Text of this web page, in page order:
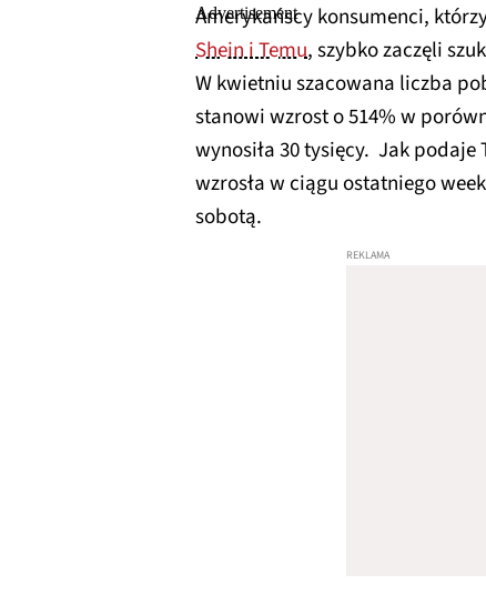
Amerykańscy konsumenci,
Shein i Temu, szybko zaczęli
W kwietniu szacowana liczba
stanowi wzrost o 514% w
wynosiła 30 tysięcy. Jak
wzrosła w ciągu ostatniego
sobotą.